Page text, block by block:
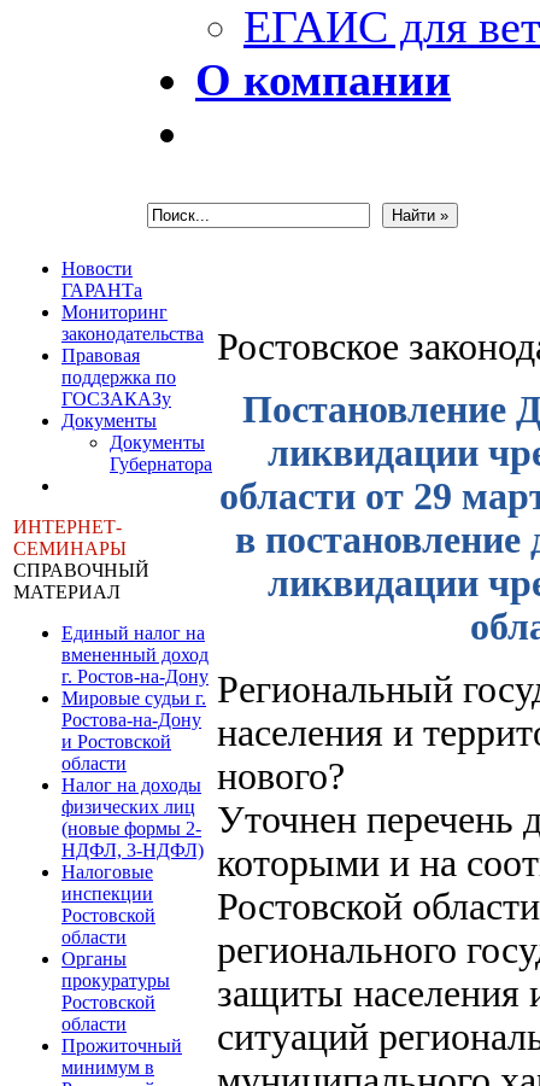
ЕГАИС для
О компании
Новости
ГАРАНТа
Мониторинг
законодательства
Правовая
поддержка по
ГОСЗАКАЗу
Документы
Документы
Губернатора
ИНТЕРНЕТ-
СЕМИНАРЫ
СПРАВОЧНЫЙ
МАТЕРИАЛ
Единый налог на
вмененный доход
г. Ростов-на-Дону
Мировые судьи г.
Ростова-на-Дону
и Ростовской
области
Налог на доходы
физических лиц
(новые формы 2-
НДФЛ, 3-НДФЛ)
Налоговые
инспекции
Ростовской
области
Органы
прокуратуры
Ростовской
области
Прожиточный
минимум в
Ростовское
Постановление
ликвидации
области от 29
в
ликвидации
Региональный
населения и
нового?
Уточнен перечень
которыми и на
Ростовской
регионального
защиты населения
ситуаций